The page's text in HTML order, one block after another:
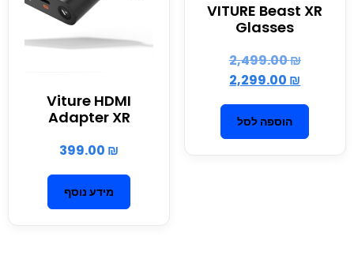
VITURE Beast XR
Glasses
2,499.00₪
2,299.00 ₪
הוספה לסל
Viture HDMI
Adapter XR
399.00 ₪
מידע נוסף